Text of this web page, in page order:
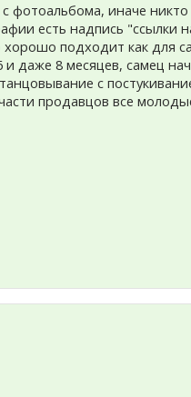
фотоальбома, иначе
есть надпись
подходит как для
даже 8 месяцев, самец
с
продавцов все